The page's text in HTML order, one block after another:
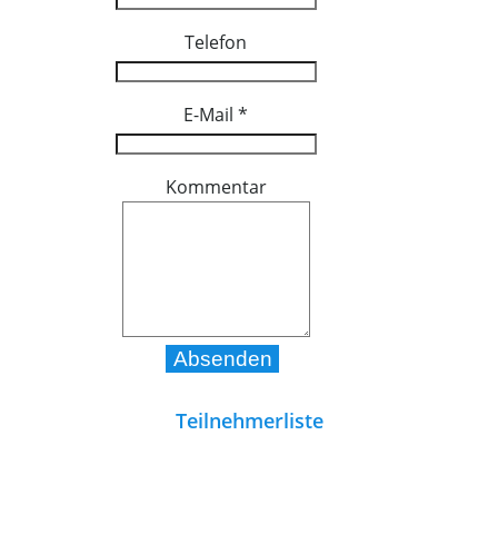
Telefon
E-Mail *
Kommentar
Teilnehmerliste